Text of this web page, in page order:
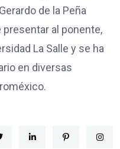
de la Peña
al ponente,
La Salle y se ha
en diversas